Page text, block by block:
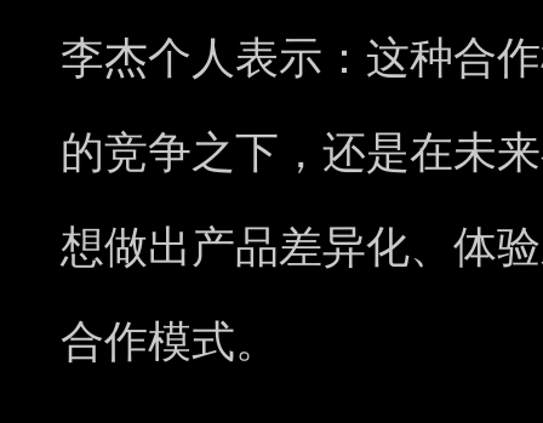
李杰个人表示：这种合
的竞争之下，还是在未
想做出产品差异化、体
合作模式。